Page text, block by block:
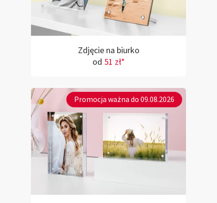
Zdjęcie na biurko
od 51 zł*
Promocja ważna do 09.08.2026